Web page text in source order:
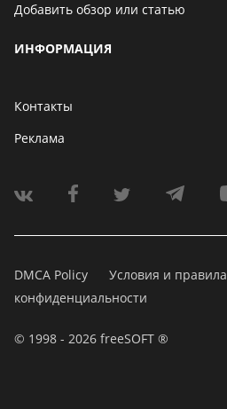
Добавить обзор или статью
ИНФОРМАЦИЯ
Контакты
Реклама
DMCA Policy Условия и правила
конфиденциальности
© 1998 - 2026 freeSOFT ®